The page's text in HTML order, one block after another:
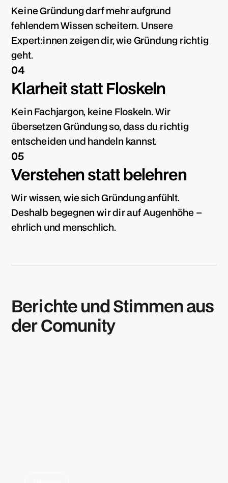
Keine Gründung darf mehr aufgrund
fehlendem Wissen scheitern. Unsere
Expert:innen zeigen dir, wie Gründung richtig
geht.
04
Klarheit statt Floskeln
Kein Fachjargon, keine Floskeln. Wir
übersetzen Gründung so, dass du richtig
entscheiden und handeln kannst.
05
Verstehen statt belehren
Wir wissen, wie sich Gründung anfühlt.
Deshalb begegnen wir dir auf Augenhöhe –
ehrlich und menschlich.
Berichte und Stimmen aus
der Comunity